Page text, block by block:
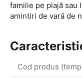
familie pe plajă sau
amintiri de vară de
Cod produs